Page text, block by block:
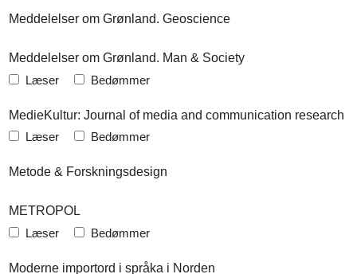
Meddelelser om Grønland. Geoscience
Meddelelser om Grønland. Man & Society
Læser Bedømmer
MedieKultur: Journal of media and communication research
Læser Bedømmer
Metode & Forskningsdesign
METROPOL
Læser Bedømmer
Moderne importord i språka i Norden